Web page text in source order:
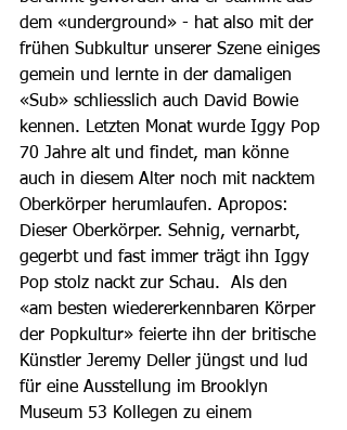
dem «underground» - hat also mit der
frühen Subkultur unserer Szene einiges
gemein und lernte in der damaligen
«Sub» schliesslich auch David Bowie
kennen. Letzten Monat wurde Iggy Pop
70 Jahre alt und findet, man könne
auch in diesem Alter noch mit nacktem
Oberkörper herumlaufen. Apropos:
Dieser Oberkörper. Sehnig, vernarbt,
gegerbt und fast immer trägt ihn Iggy
Pop stolz nackt zur Schau.  Als den
«am besten wiedererkennbaren Körper
der Popkultur» feierte ihn der britische
Künstler Jeremy Deller jüngst und lud
für eine Ausstellung im Brooklyn
Museum 53 Kollegen zu einem